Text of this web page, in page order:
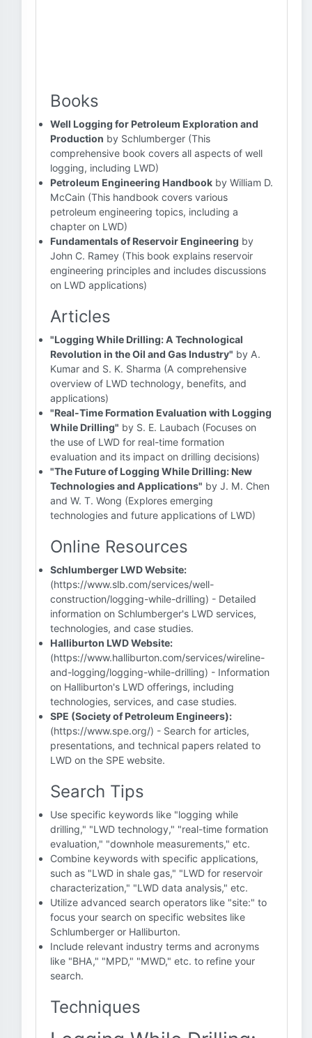
Books
Well Logging for Petroleum Exploration and
Production by Schlumberger (This
comprehensive book covers all aspects of well
logging, including LWD)
Petroleum Engineering Handbook by William D.
McCain (This handbook covers various
petroleum engineering topics, including a
chapter on LWD)
Fundamentals of Reservoir Engineering by
John C. Ramey (This book explains reservoir
engineering principles and includes discussions
on LWD applications)
Articles
"Logging While Drilling: A Technological
Revolution in the Oil and Gas Industry" by A.
Kumar and S. K. Sharma (A comprehensive
overview of LWD technology, benefits, and
applications)
"Real-Time Formation Evaluation with Logging
While Drilling" by S. E. Laubach (Focuses on
the use of LWD for real-time formation
evaluation and its impact on drilling decisions)
"The Future of Logging While Drilling: New
Technologies and Applications" by J. M. Chen
and W. T. Wong (Explores emerging
technologies and future applications of LWD)
Online Resources
Schlumberger LWD Website:
(https://www.slb.com/services/well-
construction/logging-while-drilling) - Detailed
information on Schlumberger's LWD services,
technologies, and case studies.
Halliburton LWD Website:
(https://www.halliburton.com/services/wireline-
and-logging/logging-while-drilling) - Information
on Halliburton's LWD offerings, including
technologies, services, and case studies.
SPE (Society of Petroleum Engineers):
(https://www.spe.org/) - Search for articles,
presentations, and technical papers related to
LWD on the SPE website.
Search Tips
Use specific keywords like "logging while
drilling," "LWD technology," "real-time formation
evaluation," "downhole measurements," etc.
Combine keywords with specific applications,
such as "LWD in shale gas," "LWD for reservoir
characterization," "LWD data analysis," etc.
Utilize advanced search operators like "site:" to
focus your search on specific websites like
Schlumberger or Halliburton.
Include relevant industry terms and acronyms
like "BHA," "MPD," "MWD," etc. to refine your
search.
Techniques